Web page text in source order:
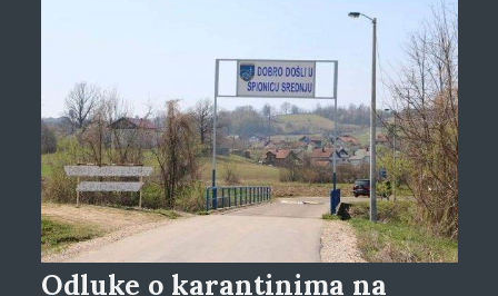
Odluke o karantinima na